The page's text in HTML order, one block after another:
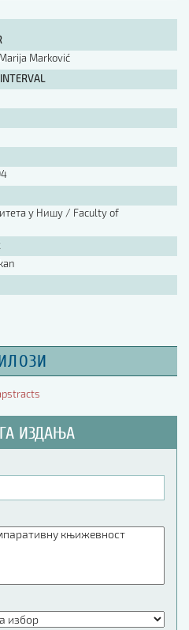
Marković
у Нишу / Faculty of
ИЗДАЊА